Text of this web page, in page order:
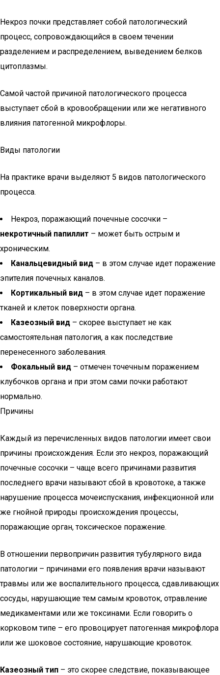
Некроз почки представляет собой патологический
процесс, сопровождающийся в своем течении
разделением и распределением, выведением белков
цитоплазмы.
Самой частой причиной патологического процесса
выступает сбой в кровообращении или же негативного
влияния патогенной микрофлоры.
Виды патологии
На практике врачи выделяют 5 видов патологического
процесса.
Некроз, поражающий почечные сосочки –
некротичный папиллит – может быть острым и
хроническим.
Канальцевидный вид – в этом случае идет поражение
эпителия почечных каналов.
Кортикальный вид – в этом случае идет поражение
тканей и клеток поверхности органа.
Казеозный вид – скорее выступает не как
самостоятельная патология, а как последствие
перенесенного заболевания.
Фокальный вид – отмечен точечным поражением
клубочков органа и при этом сами почки работают
нормально.
Причины
Каждый из перечисленных видов патологии имеет свои
причины происхождения. Если это некроз, поражающий
почечные сосочки – чаще всего причинами развития
последнего врачи называют сбой в кровотоке, а также
нарушение процесса мочеиспускания, инфекционной или
же гнойной природы происхождения процессы,
поражающие орган, токсическое поражение.
В отношении первопричин развития тубулярного вида
патологии – причинами его появления врачи называют
травмы или же воспалительного процесса, сдавливающих
сосуды, нарушающие тем самым кровоток, отравление
медикаментами или же токсинами. Если говорить о
корковом типе – его провоцирует патогенная микрофлора
или же шоковое состояние, нарушающие кровоток.
Казеозный тип – это скорее следствие, показывающее